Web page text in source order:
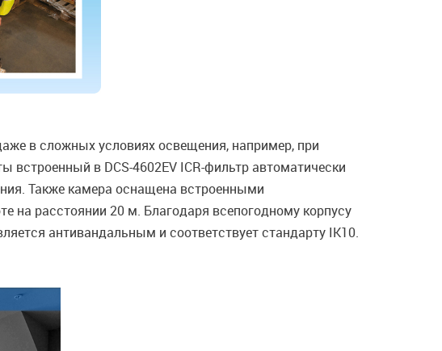
в сложных условиях освещения, например, при
встроенный в DCS-4602EV ICR-фильтр автоматически
Также камера оснащена встроенными
расстоянии 20 м. Благодаря всепогодному корпусу
антивандальным и соответствует стандарту IK10.